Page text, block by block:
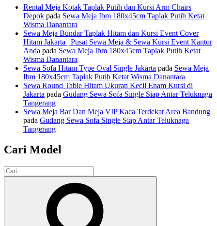
Rental Meja Kotak Taplak Putih dan Kursi Arm Chairs
Depok pada Sewa Meja Ibm 180x45cm Taplak Putih Ketat
Wisma Danantara
Sewa Meja Bundar Taplak Hitam dan Kursi Event Cover
Hitam Jakarta | Pusat Sewa Meja & Sewa Kursi Event Kantor
Anda pada Sewa Meja Ibm 180x45cm Taplak Putih Ketat
Wisma Danantara
Sewa Sofa Hitam Type Oval Single Jakarta pada Sewa Meja
Ibm 180x45cm Taplak Putih Ketat Wisma Danantara
Sewa Round Table Hitam Ukuran Kecil Enam Kursi di
Jakarta pada Gudang Sewa Sofa Single Siap Antar Teluknaga
Tangerang
Sewa Meja Bar Dan Meja VIP Kaca Terdekat Area Bandung
pada Gudang Sewa Sofa Single Siap Antar Teluknaga
Tangerang
Cari Model
Pencarian
untuk: